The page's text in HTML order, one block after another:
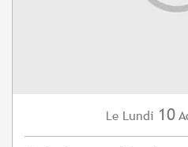
Le Lundi 10